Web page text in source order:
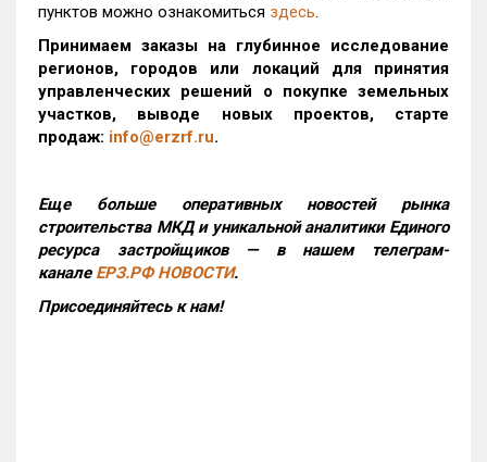
пунктов можно ознакомиться здесь.
Принимаем заказы на глубинное исследование
регионов, городов или локаций для принятия
управленческих решений о покупке земельных
участков, выводе новых проектов, старте
продаж: info@erzrf.ru.
Еще больше оперативных новостей рынка
строительства МКД и уникальной аналитики Единого
ресурса застройщиков — в нашем телеграм-
канале ЕРЗ.РФ НОВОСТИ.
Присоединяйтесь к нам!